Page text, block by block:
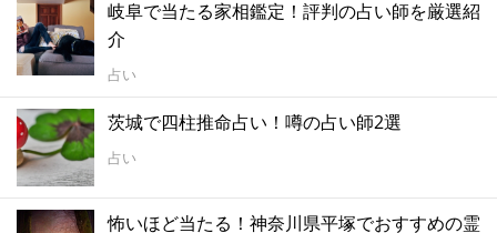
岐阜で当たる家相鑑定！評判の占い師を厳選紹
介
占い
茨城で四柱推命占い！噂の占い師2選
占い
怖いほど当たる！神奈川県平塚でおすすめの霊